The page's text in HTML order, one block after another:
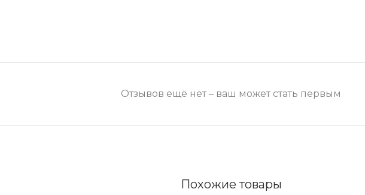
Отзывов ещё нет – ваш может стать первым
Похожие товары